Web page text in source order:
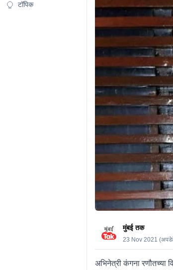
टॉपिक
मुंबई तक
23 Nov 2021
अभिनेत्री कंगना रणौतच्या